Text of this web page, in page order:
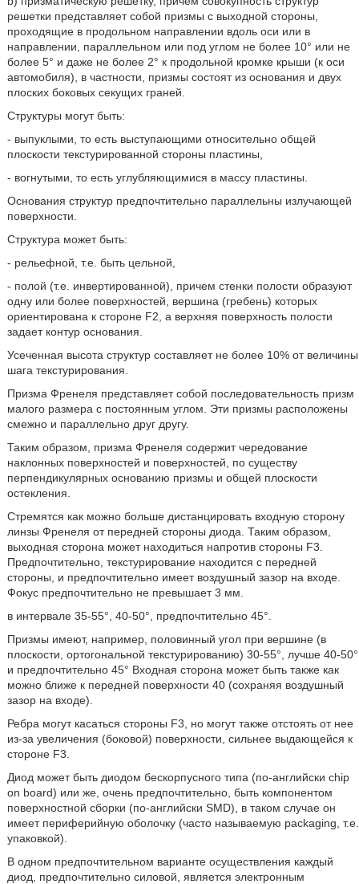
решетки представляет собой призмы с выходной стороны,
проходящие в продольном направлении вдоль оси или в
направлении, параллельном или под углом не более 10° или не
более 5° и даже не более 2° к продольной кромке крыши (к оси
автомобиля), в частности, призмы состоят из основания и двух
плоских боковых секущих граней.
Структуры могут быть:
- выпуклыми, то есть выступающими относительно общей
плоскости текстурированной стороны пластины,
- вогнутыми, то есть углубляющимися в массу пластины.
Основания структур предпочтительно параллельны излучающей
поверхности.
Структура может быть:
- рельефной, т.е. быть цельной,
- полой (т.е. инвертированной), причем стенки полости образуют
одну или более поверхностей, вершина (гребень) которых
ориентирована к стороне F2, а верхняя поверхность полости
задает контур основания.
Усеченная высота структур составляет не более 10% от величины
шага текстурирования.
Призма Френеля представляет собой последовательность призм
малого размера с постоянным углом. Эти призмы расположены
смежно и параллельно друг другу.
Таким образом, призма Френеля содержит чередование
наклонных поверхностей и поверхностей, по существу
перпендикулярных основанию призмы и общей плоскости
остекления.
Стремятся как можно больше дистанцировать входную сторону
линзы Френеля от передней стороны диода. Таким образом,
выходная сторона может находиться напротив стороны F3.
Предпочтительно, текстурирование находится с передней
стороны, и предпочтительно имеет воздушный зазор на входе.
Фокус предпочтительно не превышает 3 мм.
в интервале 35-55°, 40-50°, предпочтительно 45°.
Призмы имеют, например, половинный угол при вершине (в
плоскости, ортогональной текстурированию) 30-55°, лучше 40-50°
и предпочтительно 45° Входная сторона может быть также как
можно ближе к передней поверхности 40 (сохраняя воздушный
зазор на входе).
Ребра могут касаться стороны F3, но могут также отстоять от нее
из-за увеличения (боковой) поверхности, сильнее выдающейся к
стороне F3.
Диод может быть диодом бескорпусного типа (по-английски chip
on board) или же, очень предпочтительно, быть компонентом
поверхностной сборки (по-английски SMD), в таком случае он
имеет периферийную оболочку (часто называемую packaging, т.е.
упаковкой).
В одном предпочтительном варианте осуществления каждый
диод, предпочтительно силовой, является электронным